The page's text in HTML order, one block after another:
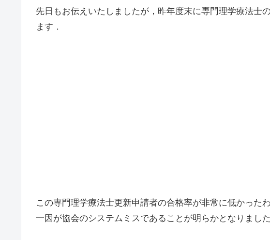
先日もお伝えいたしましたが，昨年度末に専門理学療法士
ます．
この専門理学療法士更新申請者の合格率が非常に低かった
一因が協会のシステムミスであることが明らかとなりました